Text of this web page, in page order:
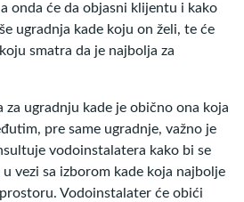
onda će da objasni klijentu i kako
ugradnja kade koju on želi, te će
smatra da je najbolja za
za ugradnju kade je obično ona koja
pre same ugradnje, važno je
vodoinstalatera kako bi se
vezi sa izborom kade koja najbolje
Vodoinstalater će obići